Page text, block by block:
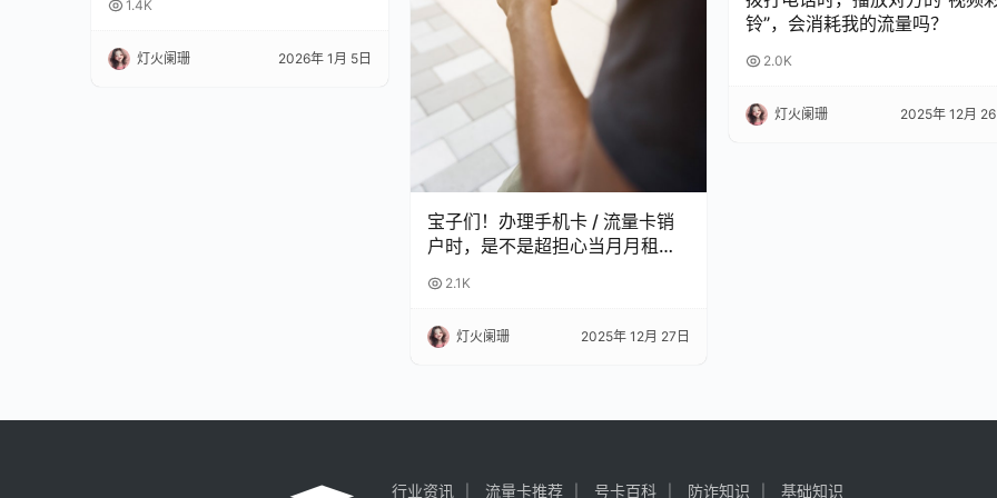
1.4K
灯火阑珊 2026年 1月 5日
宝子们！办理手机卡 / 流量卡销
户时，是不是超担心当月月租白
完再也不怕被坑啦！
2.1K
灯火阑珊 2025年 12月 27日
铃”，会消耗我的流量吗？
2.0K
灯火阑珊 2025年 12月
行业资讯 流量卡推荐 号卡百科 防诈知识 基础知识